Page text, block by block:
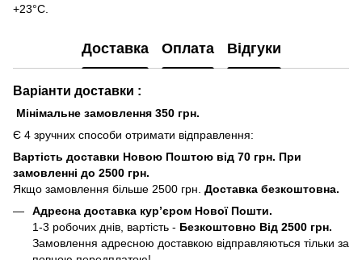
+23°C.
Доставка Оплата Відгуки
Варіанти доставки :
Мінімальне замовлення 350 грн.
Є 4 зручних способи отримати відправлення:
Вартість доставки Новою Поштою від 70 грн. При
замовленні до 2500 грн.
Якщо замовлення більше 2500 грн. Доставка безкоштовна.
Адресна доставка кур’єром Нової Пошти.
1-3 робочих днів, вартість - Безкоштовно Від 2500 грн.
Замовлення адресною доставкою відправляються тільки за